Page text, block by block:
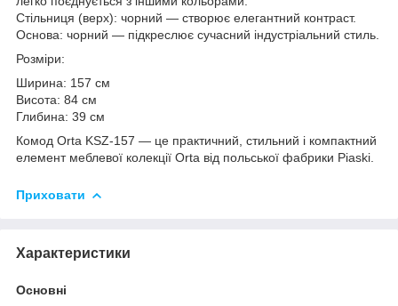
Стільниця (верх): чорний — створює елегантний контраст.
Основа: чорний — підкреслює сучасний індустріальний стиль.
Розміри:
Ширина: 157 см
Висота: 84 см
Глибина: 39 см
Комод Orta KSZ-157 — це практичний, стильний і компактний
елемент меблевої колекції Orta від польської фабрики Piaski.
Приховати
Характеристики
Основні